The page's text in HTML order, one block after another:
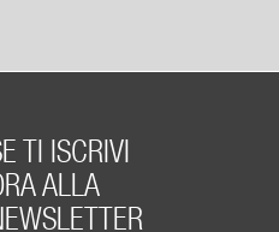
TI ISCRIVI
ALLA